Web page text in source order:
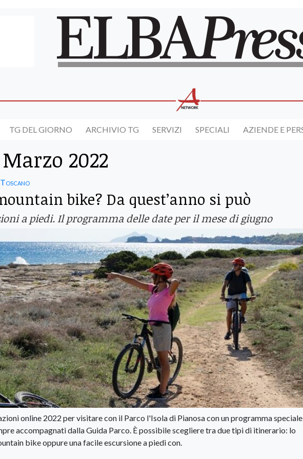
TG DEL GIORNO ARCHIVIO TG SERVIZI SPECIALI AZIENDE E
Marzo 2022
bike? Da quest’anno si può
a piedi. Il programma delle date per il mese di giugno
online 2022 per visitare con il Parco l'Isola di Pianosa con un programma
accompagnati dalla Guida Parco. È possibile scegliere tra due tipi di itinerario: lo
bike oppure una facile escursione a piedi con.